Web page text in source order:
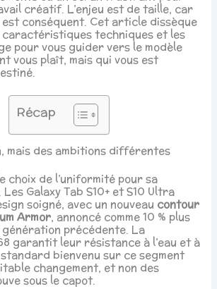
créatif. L’enjeu est de taille, car
est conséquent. Cet article dissèque
caractéristiques techniques et les
pour vous guider vers le modèle
vous plaît, mais qui vous est
Récap
mais des ambitions différentes
choix de l’uniformité pour sa
Les Galaxy Tab S10+ et S10 Ultra
soigné, avec un nouveau contour
Armor, annoncé comme 10 % plus
précédente. La
garantit leur résistance à l’eau et à
bienvenu sur ce segment
changement, et non des
sous le capot.